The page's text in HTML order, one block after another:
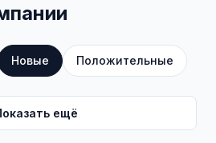
Новые Положительные
ещё